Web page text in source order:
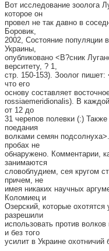
Вот исследование зоолога
которое он
провел не так давно в
Боровик,
2002, Состояние популяции
Украины,
опубликовано <В?сник
верситету, ? 1,
стр. 150-153). Зоолог пишет:
что его
основу составляет
rossiaemeridionalis). В
от 12 до
31 черепов полевки (:)
поедания
волками семян
пробах не
обнаружено. Комментарии,
занимаются
словоблудием, сея кругом
причем, не
имея никаких научных
Коломиец и
Озерский, которые
разрешили
использовать против
и без того
усилит в Украине охотничий